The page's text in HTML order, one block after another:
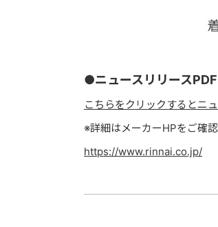
●ニュースリリースPDF
こちらをクリックするとニ
※詳細はメーカーHPをご確認
https://www.rinnai.co.jp/